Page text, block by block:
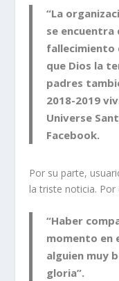
“La
se
fallecimiento
que Dios la
padres
2018-2019
Universe
Facebook.
Por su parte,
la triste noticia. Por
“Haber
momento en
alguien muy
gloria”.